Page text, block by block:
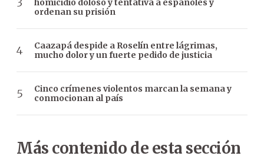
homicidio doloso y tentativa a españoles y
ordenan su prisión
Caazapá despide a Roselín entre lágrimas,
mucho dolor y un fuerte pedido de justicia
Cinco crímenes violentos marcan la semana y
conmocionan al país
Más contenido de esta sección